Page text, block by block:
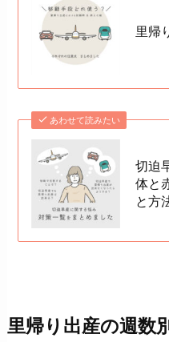
里帰
あわせて読みたい
切迫
体と
と方
里帰り出産の週数